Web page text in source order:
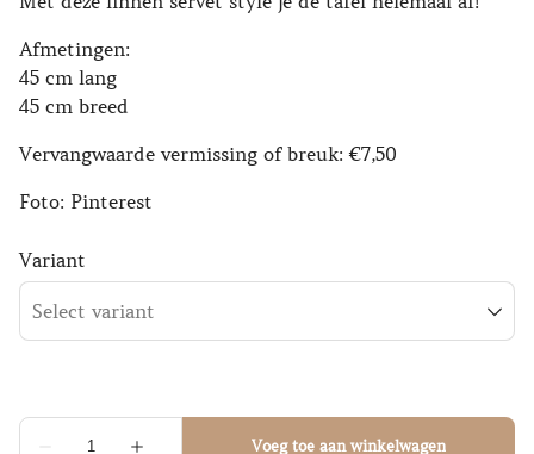
Afmetingen:
45 cm lang
45 cm breed
Vervangwaarde vermissing of breuk: €7,50
Foto: Pinterest
Variant